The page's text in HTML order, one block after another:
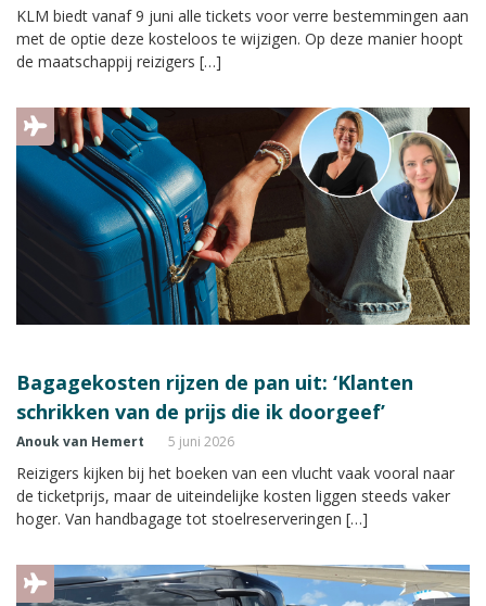
KLM biedt vanaf 9 juni alle tickets voor verre bestemmingen aan
met de optie deze kosteloos te wijzigen. Op deze manier hoopt
de maatschappij reizigers […]
Bagagekosten rijzen de pan uit: ‘Klanten
schrikken van de prijs die ik doorgeef’
Anouk van Hemert 5 juni 2026
Reizigers kijken bij het boeken van een vlucht vaak vooral naar
de ticketprijs, maar de uiteindelijke kosten liggen steeds vaker
hoger. Van handbagage tot stoelreserveringen […]